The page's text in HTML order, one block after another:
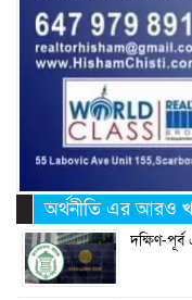
অর্থনীতি এর আরও
দক্ষিণ-পূর্ব